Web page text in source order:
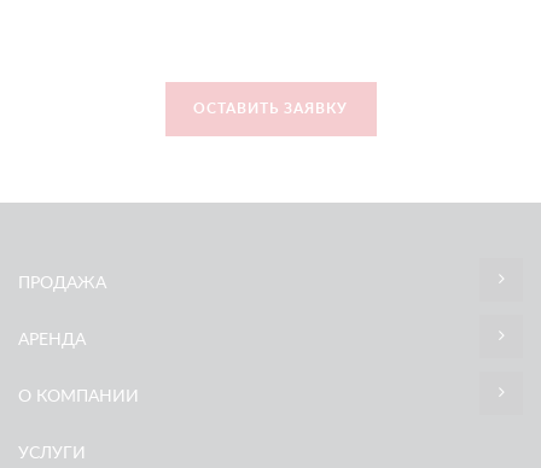
ОСТАВИТЬ ЗАЯВКУ
ПРОДАЖА
АРЕНДА
О КОМПАНИИ
УСЛУГИ